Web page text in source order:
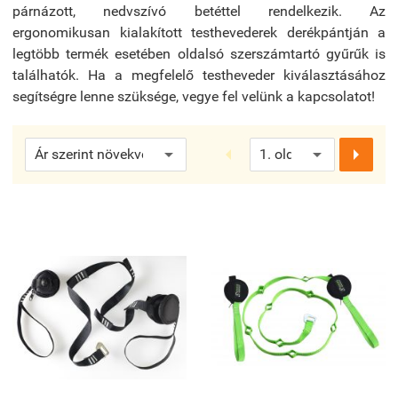
párnázott, nedvszívó betéttel rendelkezik. Az
ergonomikusan kialakított testhevederek derékpántján a
legtöbb termék esetében oldalsó szerszámtartó gyűrűk is
találhatók. Ha a megfelelő testheveder kiválasztásához
segítségre lenne szüksége, vegye fel velünk a kapcsolatot!
 